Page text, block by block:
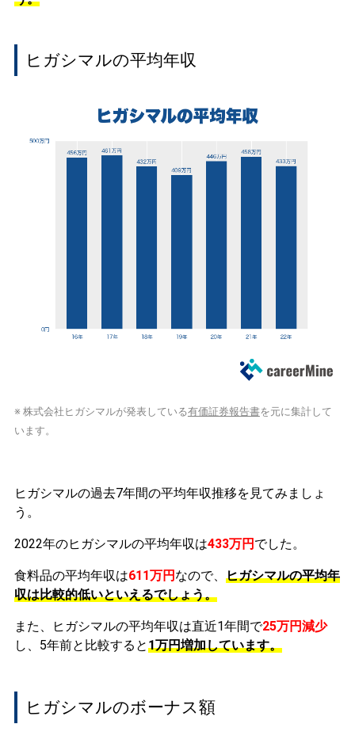
ヒガシマルの平均年収
※ 株式会社ヒガシマルが発表している有価証券報告書を元に集計して
います。
ヒガシマルの過去7年間の平均年収推移を見てみましょ
う。
2022年のヒガシマルの平均年収は433万円 でした。
食料品の平均年収は611万円 なので、 ヒガシマルの平均年
収は比較的低いといえるでしょう。
また、ヒガシマルの平均年収は直近1年間で25万円減少
し、5年前と比較すると1万円増加しています。
ヒガシマルのボーナス額